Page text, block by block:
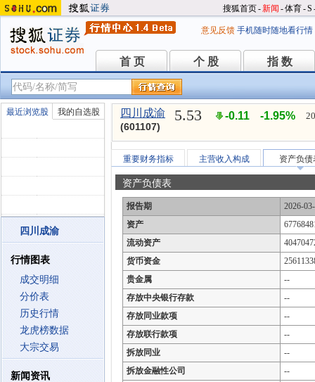
搜狐首页-新闻 -体育-S
意见反馈 手机随时随地看行情
首 页
首 页 个 股
个 股 指 数
指 数
最近浏览股 我的自选股
四川成渝
行情图表
成交明细
分价表
历史行情
龙虎榜数据
大宗交易
新闻资讯
四川成渝
(601107)
5.53 -0.11 -1.95%
重要财务指标 主营收入构成 资产负债
资产负债表
报告期
2026-
资产
流动资产
货币资金
贵金属
--
存放中央银行存款
--
存放同业款项
--
存放联行款项
--
拆放同业
--
拆放金融性公司
--